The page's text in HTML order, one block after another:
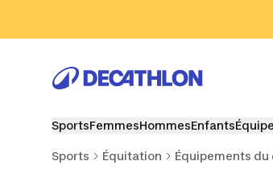
SportsFemmesHommesEnfants
Sports Équitation Équipements du